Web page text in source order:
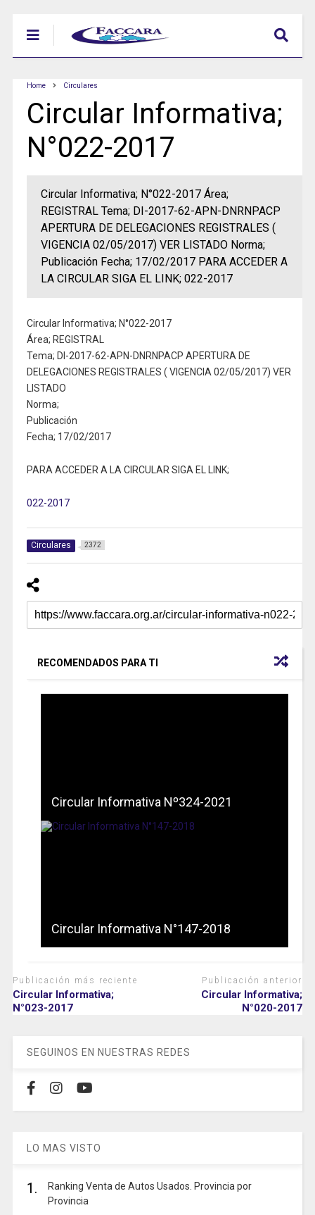
Home Circulares
Circular Informativa;
N°022-2017
Circular Informativa; N°022-2017 Área;
REGISTRAL Tema; DI-2017-62-APN-DNRNPACP
APERTURA DE DELEGACIONES REGISTRALES (
VIGENCIA 02/05/2017) VER LISTADO Norma;
Publicación Fecha; 17/02/2017 PARA ACCEDER A
LA CIRCULAR SIGA EL LINK; 022-2017
Circular Informativa; N°022-2017
Área; REGISTRAL
Tema; DI-2017-62-APN-DNRNPACP APERTURA DE
DELEGACIONES REGISTRALES ( VIGENCIA 02/05/2017) VER
LISTADO
Norma;
Publicación
Fecha; 17/02/2017
PARA ACCEDER A LA CIRCULAR SIGA EL LINK;
022-2017
Circulares 2372
RECOMENDADOS PARA TI
Circular Informativa Nº324-2021
Circular Informativa N°147-2018
Publicación más reciente
Circular Informativa;
N°023-2017
Publicación anterior
Circular Informativa;
N°020-2017
SEGUINOS EN NUESTRAS REDES
LO MAS VISTO
1.
Ranking Venta de Autos Usados. Provincia por
Provincia